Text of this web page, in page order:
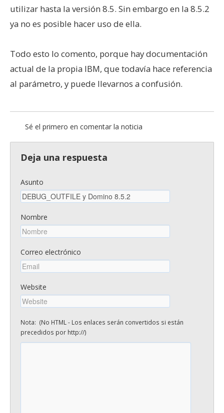
utilizar hasta la versión 8.5. Sin embargo en la 8.5.2
ya no es posible hacer uso de ella.
Todo esto lo comento, porque hay documentación
actual de la propia IBM, que todavía hace referencia
al parámetro, y puede llevarnos a confusión.
Sé el primero en comentar la noticia
Deja una respuesta
Asunto
Nombre
Correo electrónico
Website
Nota: (No HTML - Los enlaces serán convertidos si están
precedidos por http://)